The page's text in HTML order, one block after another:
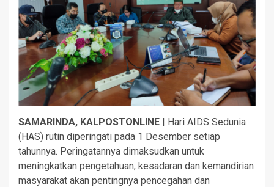
SAMARINDA, KALPOSTONLINE | Hari AIDS Sedunia
(HAS) rutin diperingati pada 1 Desember setiap
tahunnya. Peringatannya dimaksudkan untuk
meningkatkan pengetahuan, kesadaran dan kemandirian
masyarakat akan pentingnya pencegahan dan